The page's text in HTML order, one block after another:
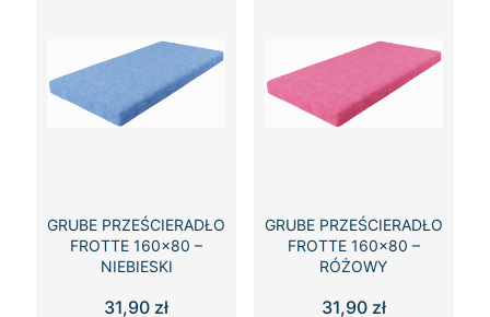
GRUBE PRZEŚCIERADŁO
FROTTE 160×80 –
NIEBIESKI
31,90 zł
GRUBE PRZEŚCIERADŁO
FROTTE 160×80 –
RÓŻOWY
31,90 zł